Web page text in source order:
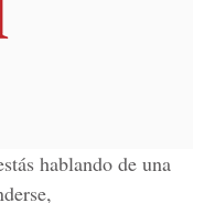
hablando de una